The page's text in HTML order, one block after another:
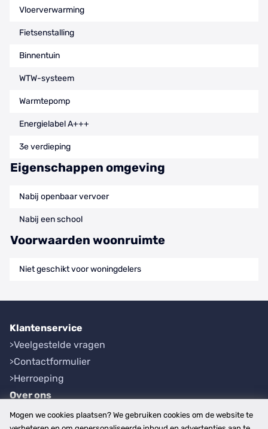
Vloerverwarming
Fietsenstalling
Binnentuin
WTW-systeem
Warmtepomp
Energielabel A+++
3e verdieping
Eigenschappen omgeving
Nabij openbaar vervoer
Nabij een school
Voorwaarden woonruimte
Niet geschikt voor woningdelers
Klantenservice
Veelgestelde vragen
Contactformulier
Herroeping
Over ons
Bedrijfsgegevens
Mogen we cookies plaatsen? We gebruiken cookies om de website te